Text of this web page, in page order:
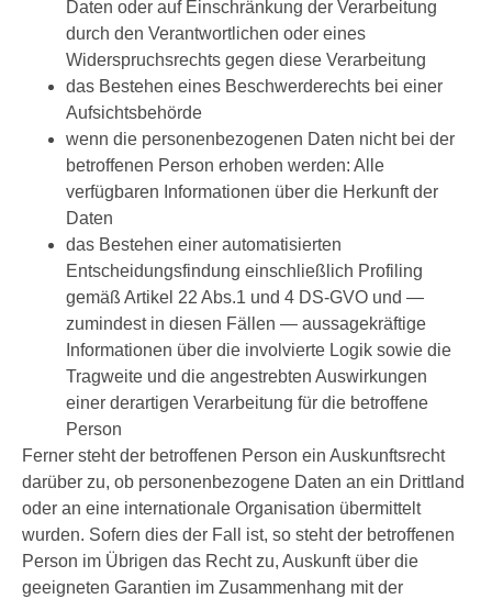
Daten oder auf Einschränkung der Verarbeitung
durch den Verantwortlichen oder eines
Widerspruchsrechts gegen diese Verarbeitung
das Bestehen eines Beschwerderechts bei einer
Aufsichtsbehörde
wenn die personenbezogenen Daten nicht bei der
betroffenen Person erhoben werden: Alle
verfügbaren Informationen über die Herkunft der
Daten
das Bestehen einer automatisierten
Entscheidungsfindung einschließlich Profiling
gemäß Artikel 22 Abs.1 und 4 DS-GVO und —
zumindest in diesen Fällen — aussagekräftige
Informationen über die involvierte Logik sowie die
Tragweite und die angestrebten Auswirkungen
einer derartigen Verarbeitung für die betroffene
Person
Ferner steht der betroffenen Person ein Auskunftsrecht
darüber zu, ob personenbezogene Daten an ein Drittland
oder an eine internationale Organisation übermittelt
wurden. Sofern dies der Fall ist, so steht der betroffenen
Person im Übrigen das Recht zu, Auskunft über die
geeigneten Garantien im Zusammenhang mit der